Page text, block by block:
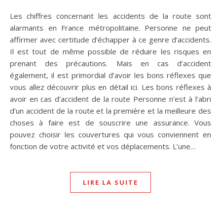
Les chiffres concernant les accidents de la route sont
alarmants en France métropolitaine. Personne ne peut
affirmer avec certitude d’échapper à ce genre d’accidents.
Il est tout de même possible de réduire les risques en
prenant des précautions. Mais en cas d’accident
également, il est primordial d’avoir les bons réflexes que
vous allez découvrir plus en détail ici. Les bons réflexes à
avoir en cas d’accident de la route Personne n’est à l’abri
d’un accident de la route et la première et la meilleure des
choses à faire est de souscrire une assurance. Vous
pouvez choisir les couvertures qui vous conviennent en
fonction de votre activité et vos déplacements. L’une…
LIRE LA SUITE